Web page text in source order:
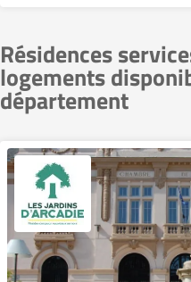
Résidences
logements
département